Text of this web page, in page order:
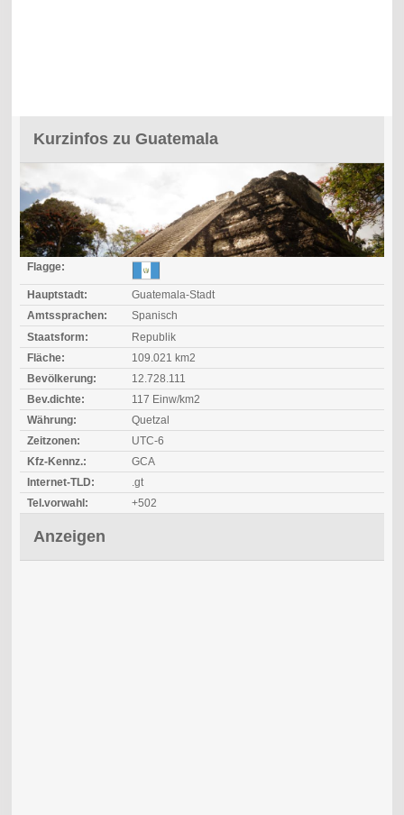
Kurzinfos zu Guatemala
Flagge:
Hauptstadt:
Guatemala-Stadt
Amtssprachen:
Spanisch
Staatsform:
Republik
Fläche:
109.021 km2
Bevölkerung:
12.728.111
Bev.dichte:
117 Einw/km2
Währung:
Quetzal
Zeitzonen:
UTC-6
Kfz-Kennz.:
GCA
Internet-TLD:
.gt
Tel.vorwahl:
+502
Anzeigen